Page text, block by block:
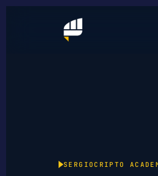
SERGIOCRIPTO